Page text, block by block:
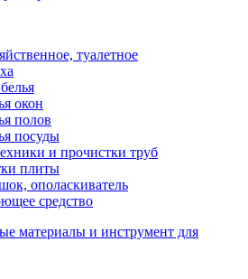
туалетное
окон
полов
посуды
и прочистки труб
плиты
ополаскиватель
средство
материалы и инструмент для